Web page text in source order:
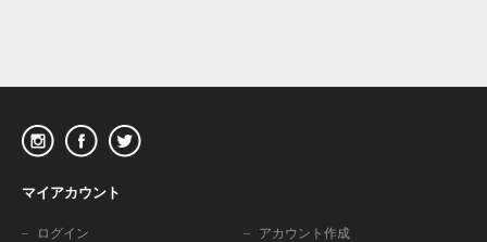
マイアカウント
ログイン アカウント作成